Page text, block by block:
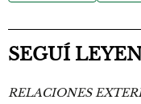
SEGUÍ
RELACIONES